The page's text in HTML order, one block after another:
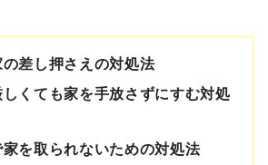
差し押さえの対処法
くても家を手放さずにすむ対処
を取られないための対処法